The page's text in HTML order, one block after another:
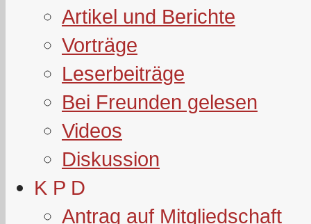
Artikel und Berichte
Vorträge
Leserbeiträge
Bei Freunden gelesen
Videos
Diskussion
K P D
Antrag auf Mitgliedschaft